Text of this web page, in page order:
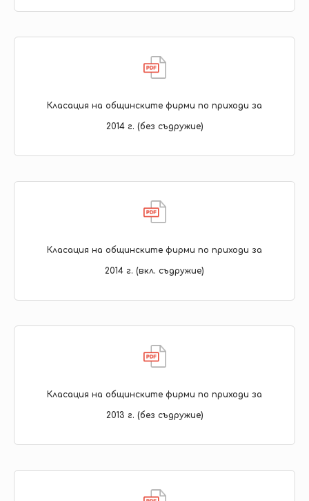
Класация на общинските фирми по приходи за
2014 г. (без съдружие)
Класация на общинските фирми по приходи за
2014 г. (вкл. съдружие)
Класация на общинските фирми по приходи за
2013 г. (без съдружие)